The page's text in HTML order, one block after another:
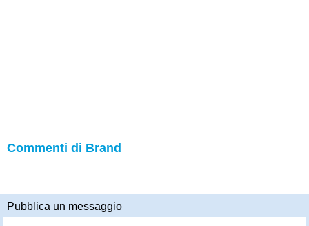
Commenti di Brand
Pubblica un messaggio